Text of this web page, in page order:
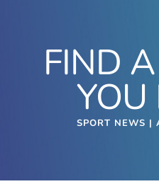
FIND
YOU
SPORT NEWS |